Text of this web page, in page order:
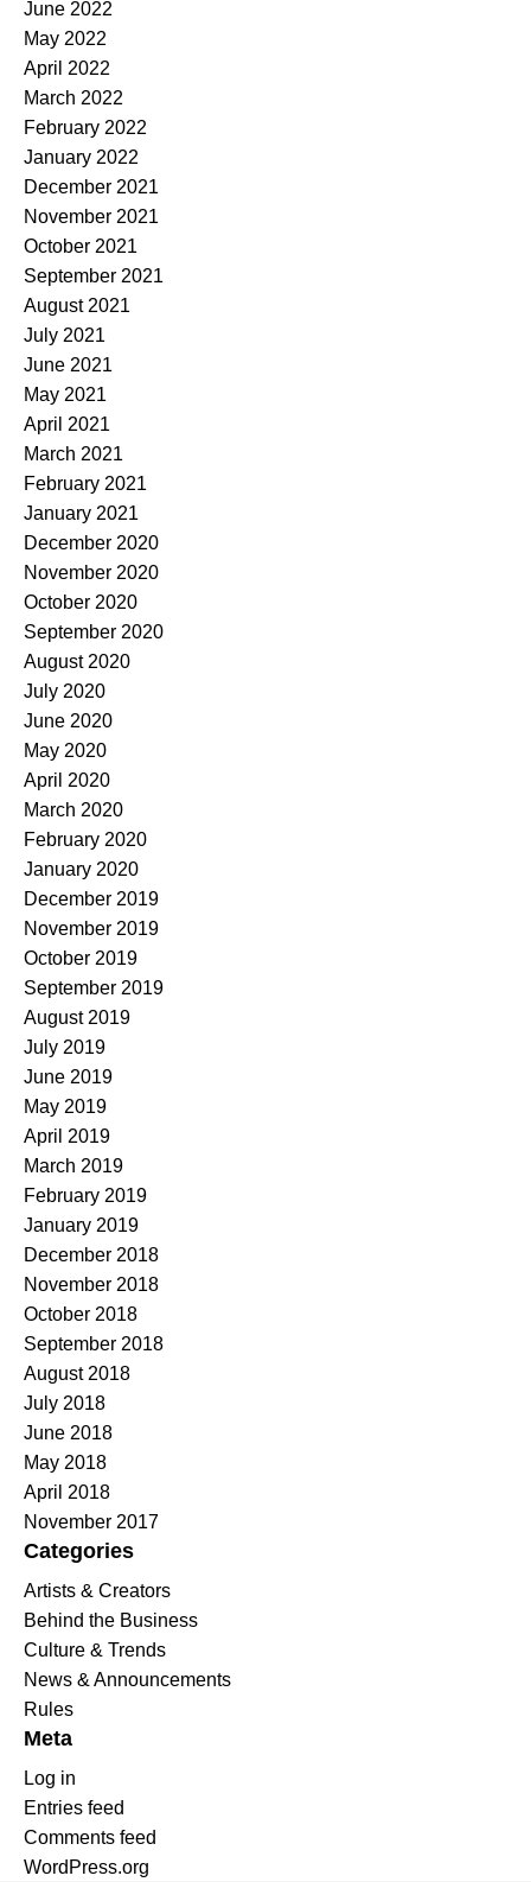
June 2022
May 2022
April 2022
March 2022
February 2022
January 2022
December 2021
November 2021
October 2021
September 2021
August 2021
July 2021
June 2021
May 2021
April 2021
March 2021
February 2021
January 2021
December 2020
November 2020
October 2020
September 2020
August 2020
July 2020
June 2020
May 2020
April 2020
March 2020
February 2020
January 2020
December 2019
November 2019
October 2019
September 2019
August 2019
July 2019
June 2019
May 2019
April 2019
March 2019
February 2019
January 2019
December 2018
November 2018
October 2018
September 2018
August 2018
July 2018
June 2018
May 2018
April 2018
November 2017
Categories
Artists & Creators
Behind the Business
Culture & Trends
News & Announcements
Rules
Meta
Log in
Entries feed
Comments feed
WordPress.org